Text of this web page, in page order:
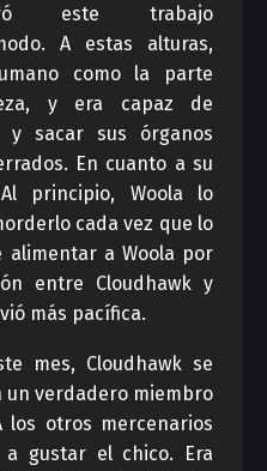
este trabajo
A estas alturas,
como la parte
y era capaz de
y sacar sus órganos
En cuanto a su
principio, Woola lo
cada vez que lo
alimentar a Woola por
entre Cloudhawk y
más pacífica.
mes, Cloudhawk se
un verdadero miembro
los otros mercenarios
a gustar el chico. Era